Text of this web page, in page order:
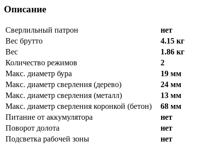
Описание
Сверлильный патрон
нет
Вес брутто
4.15 кг
Вес
1.86 кг
Количество режимов
2
Макс. диаметр бура
19 мм
Макс. диаметр сверления (дерево)
24 мм
Макс. диаметр сверления (металл)
13 мм
Макс. диаметр сверления коронкой (бетон)
68 мм
Питание от аккумулятора
нет
Поворот долота
нет
Подсветка рабочей зоны
нет